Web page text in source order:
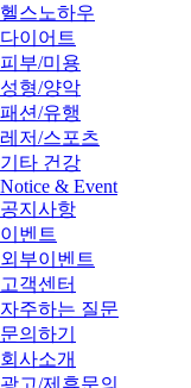
헬스노하우
다이어트
피부/미용
성형/양악
패션/유행
레저/스포츠
기타 건강
Notice & Event
공지사항
이벤트
외부이벤트
고객센터
자주하는 질문
문의하기
회사소개
광고/제휴문의